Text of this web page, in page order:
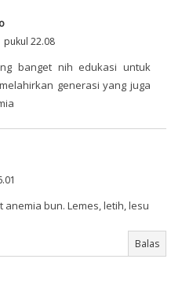
pukul 22.08
banget nih edukasi untuk
generasi yang juga
bun. Lemes, letih, lesu
Balas